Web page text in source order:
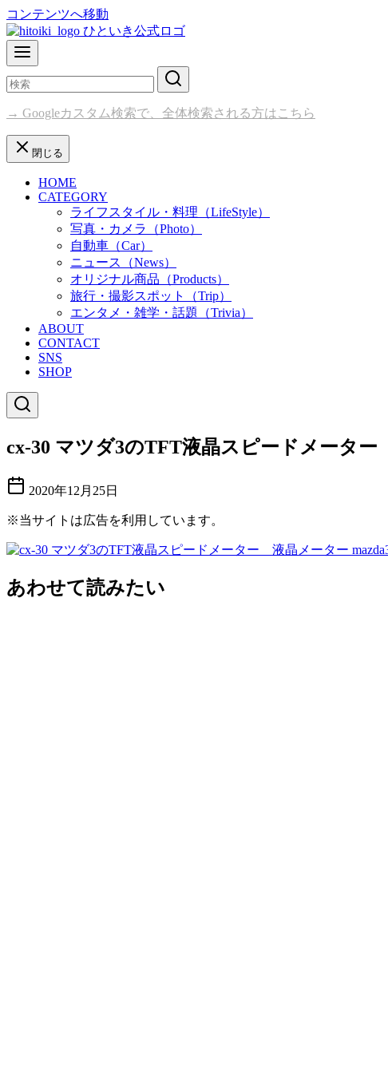
コンテンツへ移動
→ Googleカスタム検索で、全体検索される方はこちら
閉じる
HOME
CATEGORY
ライフスタイル・料理（LifeStyle）
写真・カメラ（Photo）
自動車（Car）
ニュース（News）
オリジナル商品（Products）
旅行・撮影スポット（Trip）
エンタメ・雑学・話題（Trivia）
ABOUT
CONTACT
SNS
SHOP
cx-30 マツダ3のTFT液晶スピードメータ
2020年12月25日
※当サイトは広告を利用しています。
あわせて読みたい